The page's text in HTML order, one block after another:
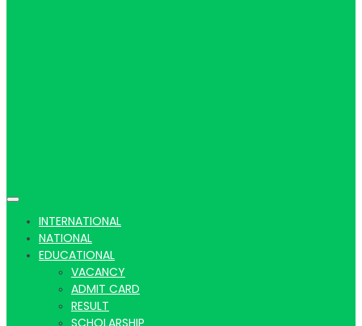
Latest
INTERNATIONAL
NATIONAL
EDUCATIONAL
VACANCY
ADMIT CARD
RESULT
SCHOLARSHIP